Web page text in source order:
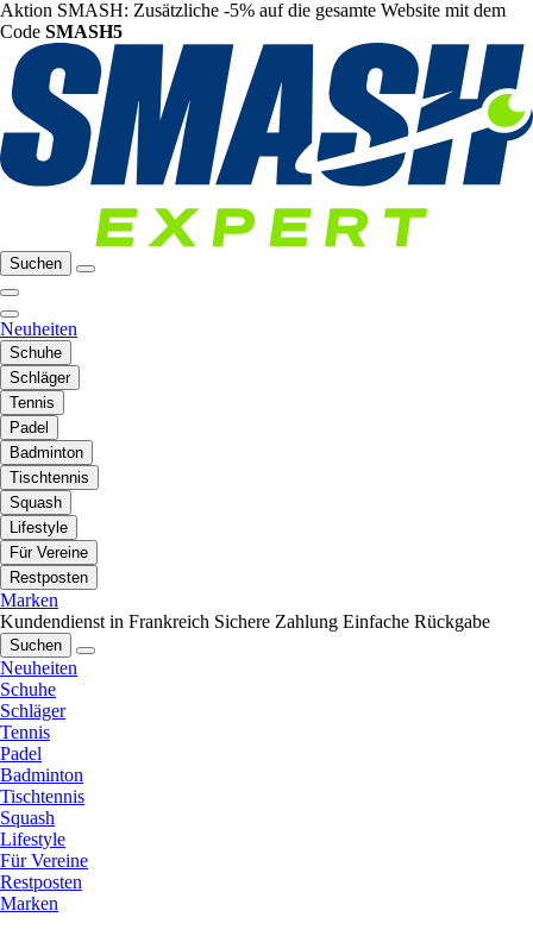
Aktion SMASH: Zusätzliche -5% auf die gesamte Website mit dem
Code SMASH5
Suchen
Neuheiten
Schuhe
Schläger
Tennis
Padel
Badminton
Tischtennis
Squash
Lifestyle
Für Vereine
Restposten
Marken
Kundendienst in Frankreich Sichere Zahlung Einfache Rückgabe
Suchen
Neuheiten
Schuhe
Schläger
Tennis
Padel
Badminton
Tischtennis
Squash
Lifestyle
Für Vereine
Restposten
Marken